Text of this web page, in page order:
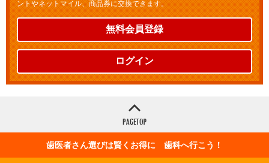
ントやネットマイル、商品券に交換できます。
無料会員登録
ログイン
歯医者さん選びは賢くお得に 歯科へ行こう！